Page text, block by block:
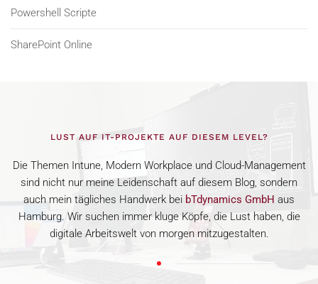
Powershell Scripte
SharePoint Online
LUST AUF IT-PROJEKTE AUF DIESEM LEVEL?
Die Themen Intune, Modern Workplace und Cloud-Management
sind nicht nur meine Leidenschaft auf diesem Blog, sondern
auch mein tägliches Handwerk bei bTdynamics GmbH aus
Hamburg. Wir suchen immer kluge Köpfe, die Lust haben, die
digitale Arbeitswelt von morgen mitzugestalten.